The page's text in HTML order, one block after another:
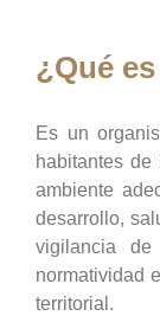
¿Qué
Es un
habitantes
ambiente
desarrollo,
vigilancia
normatividad
territorial.